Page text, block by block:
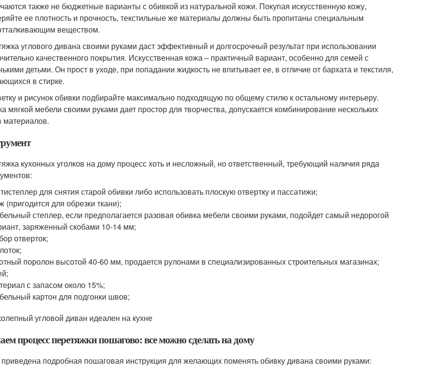
также не бюджетные варианты с обивкой из натуральной кожи. Покупая искусственную кожу,
ее плотность и прочность, текстильные же материалы должны быть пропитаны специальным
веществом.
углового дивана своими руками даст эффективный и долгосрочный результат при использовании
качественного покрытия. Искусственная кожа – практичный вариант, особенно для семей с
детьми. Он прост в уходе, при попадании жидкость не впитывает ее, в отличие от бархата и текстиля,
в стирке.
и рисунок обивки подбирайте максимально подходящую по общему стилю к остальному интерьеру.
мягкой мебели своими руками дает простор для творчества, допускается комбинирование нескольких
материалов.
кухонных уголков на дому процесс хоть и несложный, но ответственный, требующий наличия ряда
для снятия старой обивки либо использовать плоскую отвертку и пассатижи;
(пригодится для обрезки ткани);
степлер, если предполагается разовая обивка мебели своими руками, подойдет самый недорогой
заряженный скобами 10-14 мм;
отверток;
поролон высотой 40-60 мм, продается рулонами в специализированных строительных магазинах;
с запасом около 15%;
картон для подгонки швов;
угловой диван идеален на кухне
процесс перетяжки пошагово: все можно сделать на дому
подробная пошаговая инструкция для желающих поменять обивку дивана своими руками: